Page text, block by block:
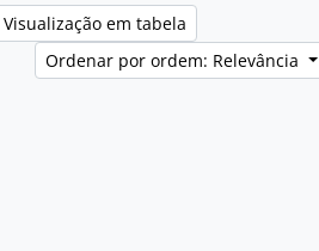
Visualização em tabela
Ordenar por ordem: Relevância